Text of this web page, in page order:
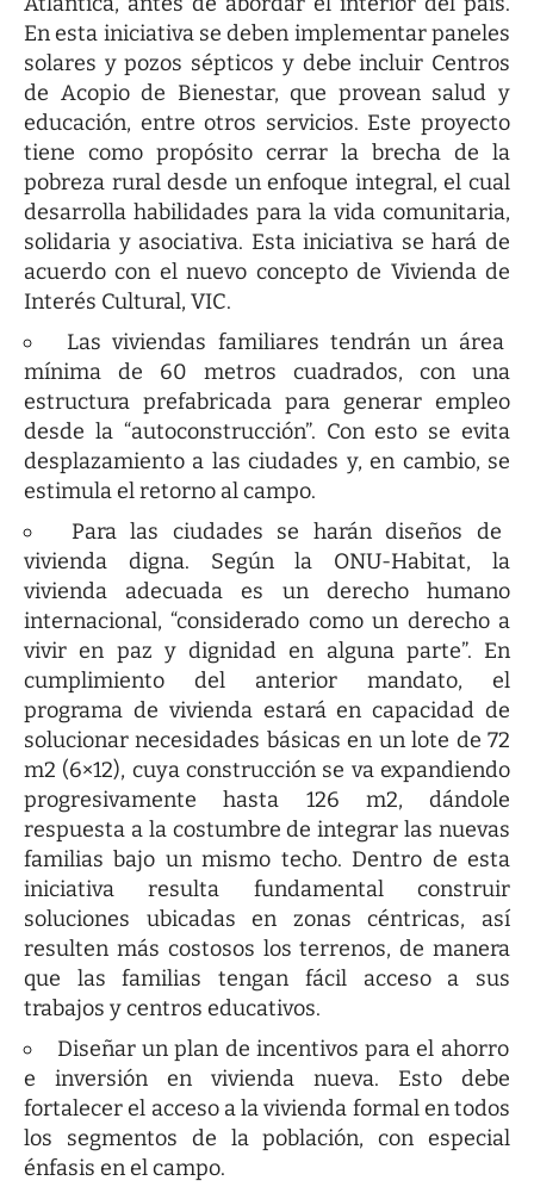
En esta iniciativa se deben implementar paneles
solares y pozos sépticos y debe incluir Centros
de Acopio de Bienestar, que provean salud y
educación, entre otros servicios. Este proyecto
tiene como propósito cerrar la brecha de la
pobreza rural desde un enfoque integral, el cual
desarrolla habilidades para la vida comunitaria,
solidaria y asociativa. Esta iniciativa se hará de
acuerdo con el nuevo concepto de Vivienda de
Interés Cultural, VIC.
Las viviendas familiares tendrán un área
mínima de 60 metros cuadrados, con una
estructura prefabricada para generar empleo
desde la “autoconstrucción”. Con esto se evita
desplazamiento a las ciudades y, en cambio, se
estimula el retorno al campo.
Para las ciudades se harán diseños de
vivienda digna. Según la ONU-Habitat, la
vivienda adecuada es un derecho humano
internacional, “considerado como un derecho a
vivir en paz y dignidad en alguna parte”. En
cumplimiento del anterior mandato, el
programa de vivienda estará en capacidad de
solucionar necesidades básicas en un lote de 72
m2 (6×12), cuya construcción se va expandiendo
progresivamente hasta 126 m2, dándole
respuesta a la costumbre de integrar las nuevas
familias bajo un mismo techo. Dentro de esta
iniciativa resulta fundamental construir
soluciones ubicadas en zonas céntricas, así
resulten más costosos los terrenos, de manera
que las familias tengan fácil acceso a sus
trabajos y centros educativos.
Diseñar un plan de incentivos para el ahorro
e inversión en vivienda nueva. Esto debe
fortalecer el acceso a la vivienda formal en todos
los segmentos de la población, con especial
énfasis en el campo.